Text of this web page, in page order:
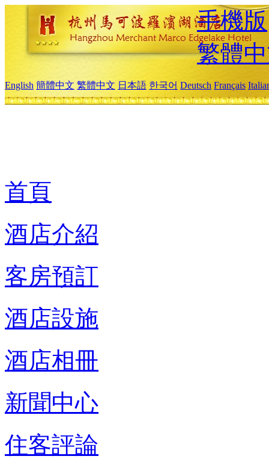
手機版
繁體
English 簡體中文 繁體中文 日本語 한국어 Deutsch Français
首頁
酒店介紹
客房預訂
酒店設施
酒店相冊
新聞中心
住客評論